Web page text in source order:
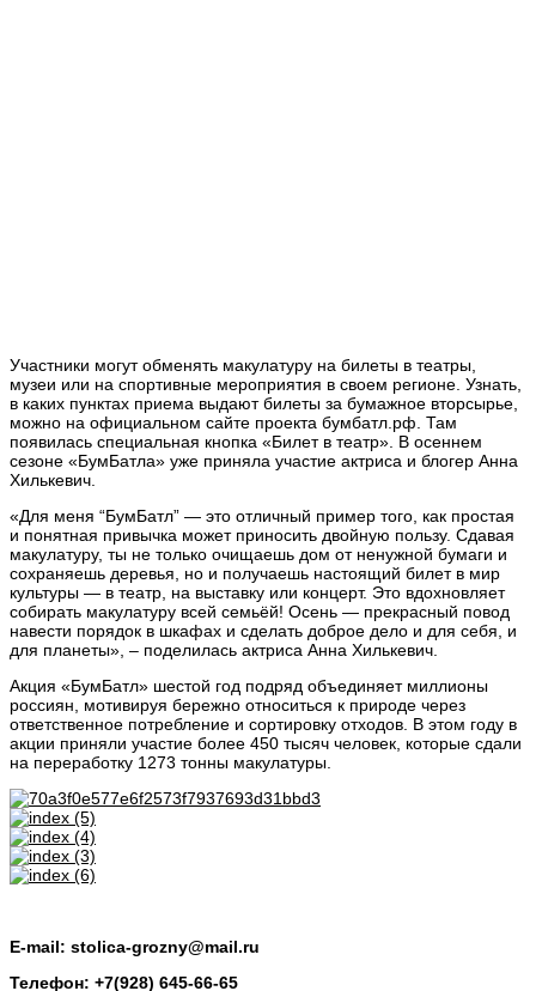
Участники могут обменять макулатуру на билеты в театры,
музеи или на спортивные мероприятия в своем регионе. Узнать,
в каких пунктах приема выдают билеты за бумажное вторсырье,
можно на официальном сайте проекта бумбатл.рф. Там
появилась специальная кнопка «Билет в театр». В осеннем
сезоне «БумБатла» уже приняла участие актриса и блогер Анна
Хилькевич.
«Для меня “БумБатл” — это отличный пример того, как простая
и понятная привычка может приносить двойную пользу. Сдавая
макулатуру, ты не только очищаешь дом от ненужной бумаги и
сохраняешь деревья, но и получаешь настоящий билет в мир
культуры — в театр, на выставку или концерт. Это вдохновляет
собирать макулатуру всей семьёй! Осень — прекрасный повод
навести порядок в шкафах и сделать доброе дело и для себя, и
для планеты», – поделилась актриса Анна Хилькевич.
Акция «БумБатл» шестой год подряд объединяет миллионы
россиян, мотивируя бережно относиться к природе через
ответственное потребление и сортировку отходов. В этом году в
акции приняли участие более 450 тысяч человек, которые сдали
на переработку 1273 тонны макулатуры.
E-mail: stolica-grozny@mail.ru
Телефон: +7(928) 645-66-65